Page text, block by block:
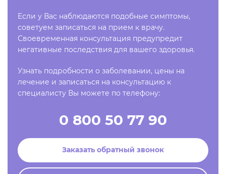
Если у Вас наблюдаются подобные симптомы,
советуем записаться на прием к врачу.
Своевременная консультация предупредит
негативные последствия для вашего здоровья.
Узнать подробности о заболевании, цены на
лечение и записаться на консультацию к
специалисту Вы можете по телефону:
0 800 50 77 90
Заказать обратный звонок